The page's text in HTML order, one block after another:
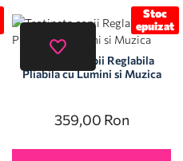
Stoc
epuizat
Trotineta copii Reglabila
Pliabila cu Lumini si Muzica
359,00 Ron